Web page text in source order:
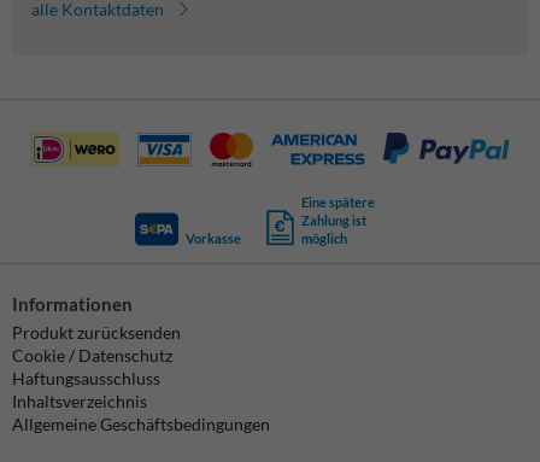
alle Kontaktdaten
Vorkasse
Eine spätere
Zahlung ist
möglich
Informationen
Produkt zurücksenden
Cookie / Datenschutz
Haftungsausschluss
Inhaltsverzeichnis
Allgemeine Geschäftsbedingungen